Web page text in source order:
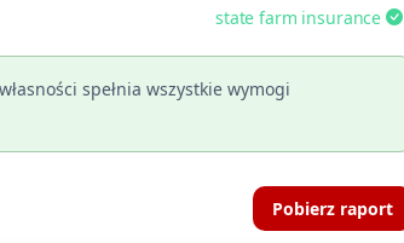
state farm insurance
spełnia wszystkie wymogi
Pobierz raport